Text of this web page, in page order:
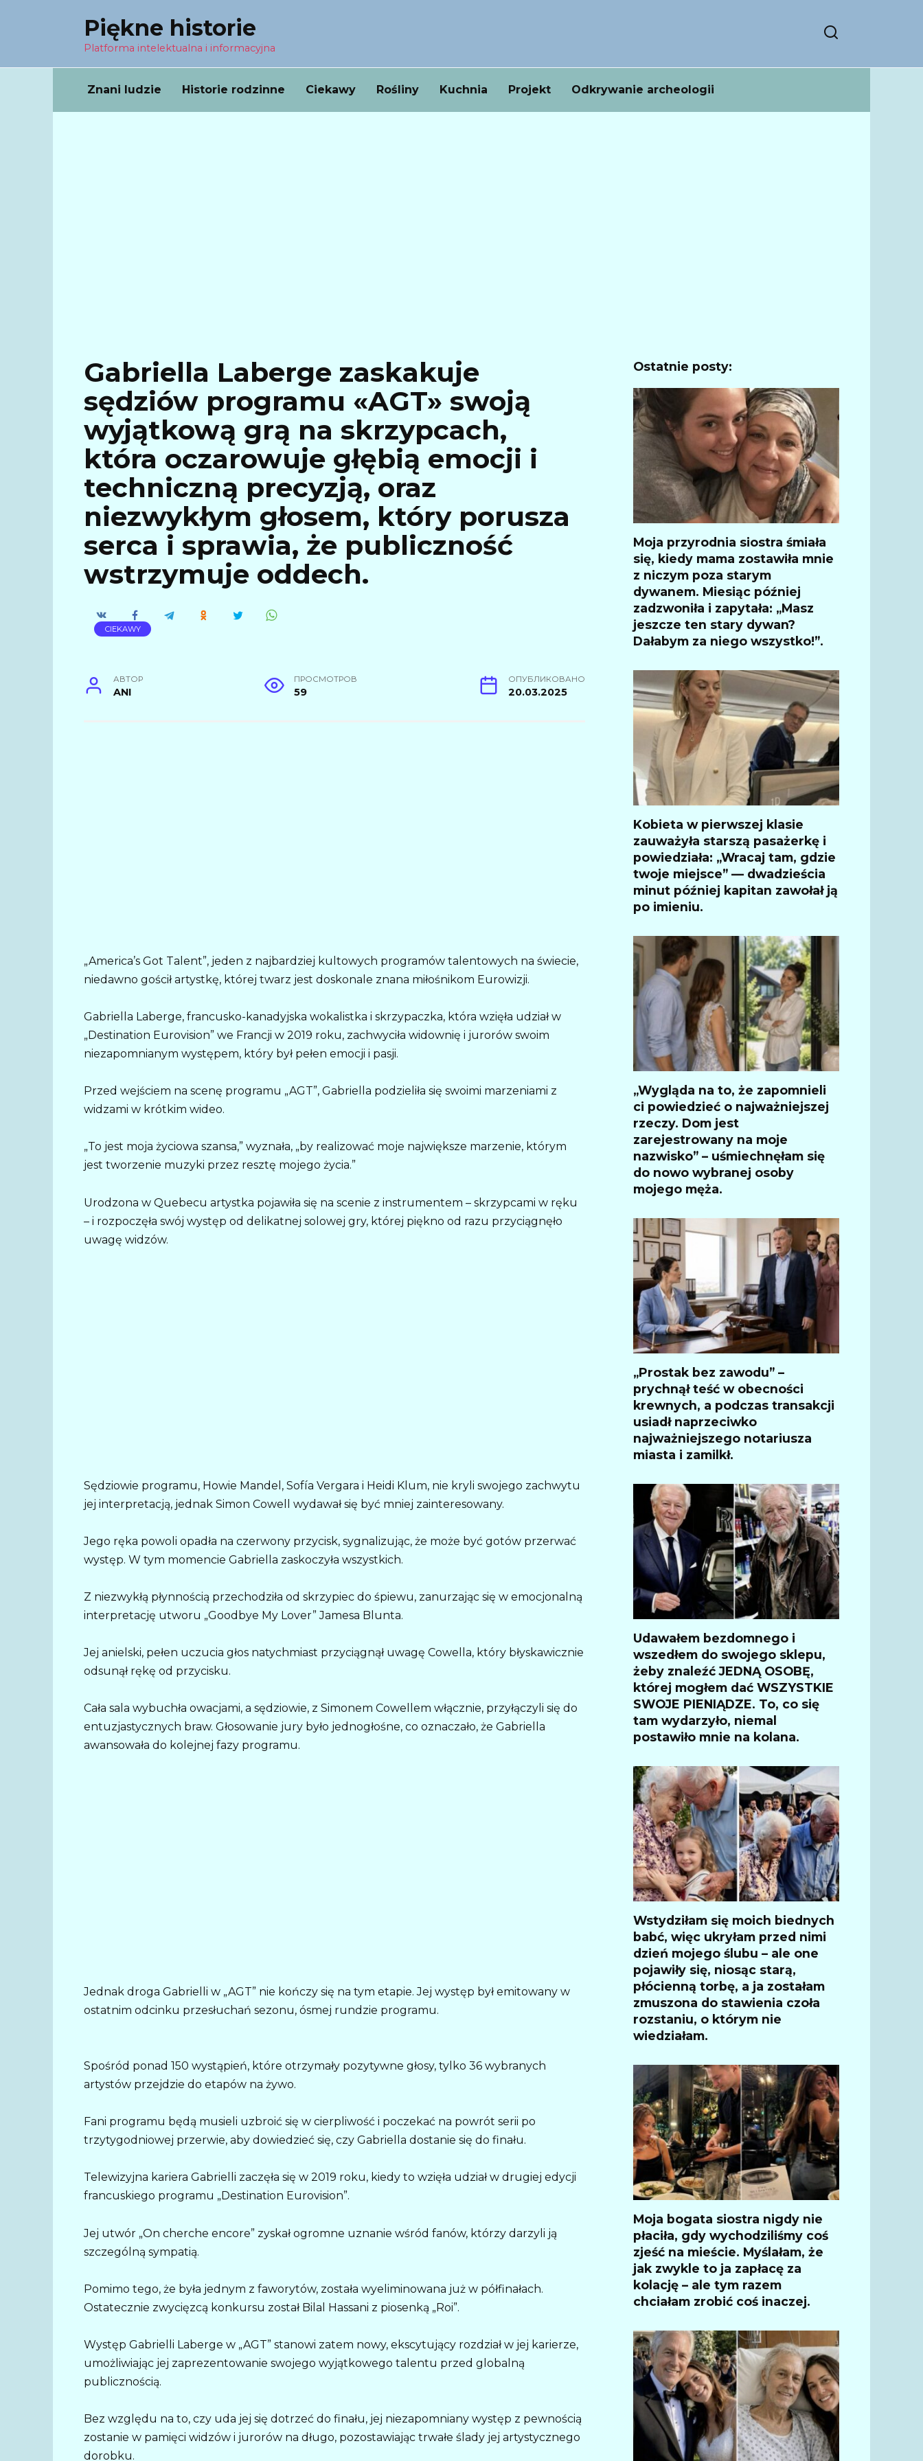
Piękne historie
Platforma intelektualna i informacyjna
Znani ludzie Historie rodzinne Ciekawy Rośliny Kuchnia Projekt Odkrywanie archeologii
Gabriella Laberge zaskakuje
sędziów programu «AGT» swoją
wyjątkową grą na skrzypcach,
która oczarowuje głębią emocji i
techniczną precyzją, oraz
niezwykłym głosem, który porusza
serca i sprawia, że publiczność
wstrzymuje oddech.
CIEKAWY
АВТОР
ANI
ПРОСМОТРОВ
59
ОПУБЛИКОВАНО
20.03.2025
„America’s Got Talent”, jeden z najbardziej kultowych programów talentowych na świecie,
niedawno gościł artystkę, której twarz jest doskonale znana miłośnikom Eurowizji.
Gabriella Laberge, francusko-kanadyjska wokalistka i skrzypaczka, która wzięła udział w
„Destination Eurovision” we Francji w 2019 roku, zachwyciła widownię i jurorów swoim
niezapomnianym występem, który był pełen emocji i pasji.
Przed wejściem na scenę programu „AGT”, Gabriella podzieliła się swoimi marzeniami z
widzami w krótkim wideo.
„To jest moja życiowa szansa,” wyznała, „by realizować moje największe marzenie, którym
jest tworzenie muzyki przez resztę mojego życia.”
Urodzona w Quebecu artystka pojawiła się na scenie z instrumentem – skrzypcami w ręku
– i rozpoczęła swój występ od delikatnej solowej gry, której piękno od razu przyciągnęło
uwagę widzów.
Sędziowie programu, Howie Mandel, Sofía Vergara i Heidi Klum, nie kryli swojego zachwytu
jej interpretacją, jednak Simon Cowell wydawał się być mniej zainteresowany.
Jego ręka powoli opadła na czerwony przycisk, sygnalizując, że może być gotów przerwać
występ. W tym momencie Gabriella zaskoczyła wszystkich.
Z niezwykłą płynnością przechodziła od skrzypiec do śpiewu, zanurzając się w emocjonalną
interpretację utworu „Goodbye My Lover” Jamesa Blunta.
Jej anielski, pełen uczucia głos natychmiast przyciągnął uwagę Cowella, który błyskawicznie
odsunął rękę od przycisku.
Cała sala wybuchła owacjami, a sędziowie, z Simonem Cowellem włącznie, przyłączyli się do
entuzjastycznych braw. Głosowanie jury było jednogłośne, co oznaczało, że Gabriella
awansowała do kolejnej fazy programu.
Jednak droga Gabrielli w „AGT” nie kończy się na tym etapie. Jej występ był emitowany w
ostatnim odcinku przesłuchań sezonu, ósmej rundzie programu.
Spośród ponad 150 wystąpień, które otrzymały pozytywne głosy, tylko 36 wybranych
artystów przejdzie do etapów na żywo.
Fani programu będą musieli uzbroić się w cierpliwość i poczekać na powrót serii po
trzytygodniowej przerwie, aby dowiedzieć się, czy Gabriella dostanie się do finału.
Telewizyjna kariera Gabrielli zaczęła się w 2019 roku, kiedy to wzięła udział w drugiej edycji
francuskiego programu „Destination Eurovision”.
Jej utwór „On cherche encore” zyskał ogromne uznanie wśród fanów, którzy darzyli ją
szczególną sympatią.
Pomimo tego, że była jednym z faworytów, została wyeliminowana już w półfinałach.
Ostatecznie zwycięzcą konkursu został Bilal Hassani z piosenką „Roi”.
Występ Gabrielli Laberge w „AGT” stanowi zatem nowy, ekscytujący rozdział w jej karierze,
umożliwiając jej zaprezentowanie swojego wyjątkowego talentu przed globalną
publicznością.
Bez względu na to, czy uda jej się dotrzeć do finału, jej niezapomniany występ z pewnością
zostanie w pamięci widzów i jurorów na długo, pozostawiając trwałe ślady jej artystycznego
dorobku.
Ostatnie posty:
Moja przyrodnia siostra śmiała
się, kiedy mama zostawiła mnie
z niczym poza starym
dywanem. Miesiąc później
zadzwoniła i zapytała: „Masz
jeszcze ten stary dywan?
Dałabym za niego wszystko!”.
Kobieta w pierwszej klasie
zauważyła starszą pasażerkę i
powiedziała: „Wracaj tam, gdzie
twoje miejsce” — dwadzieścia
minut później kapitan zawołał ją
po imieniu.
„Wygląda na to, że zapomnieli
ci powiedzieć o najważniejszej
rzeczy. Dom jest
zarejestrowany na moje
nazwisko” – uśmiechnęłam się
do nowo wybranej osoby
mojego męża.
„Prostak bez zawodu” –
prychnął teść w obecności
krewnych, a podczas transakcji
usiadł naprzeciwko
najważniejszego notariusza
miasta i zamilkł.
Udawałem bezdomnego i
wszedłem do swojego sklepu,
żeby znaleźć JEDNĄ OSOBĘ,
której mogłem dać WSZYSTKIE
SWOJE PIENIĄDZE. To, co się
tam wydarzyło, niemal
postawiło mnie na kolana.
Wstydziłam się moich biednych
babć, więc ukryłam przed nimi
dzień mojego ślubu – ale one
pojawiły się, niosąc starą,
płócienną torbę, a ja zostałam
zmuszona do stawienia czoła
rozstaniu, o którym nie
wiedziałam.
Moja bogata siostra nigdy nie
płaciła, gdy wychodziliśmy coś
zjeść na mieście. Myślałam, że
jak zwykle to ja zapłacę za
kolację – ale tym razem
chciałam zrobić coś inaczej.